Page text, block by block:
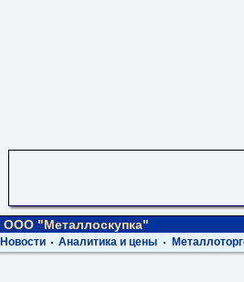
ООО "Металлоскупка"
Новости Аналитика и цены